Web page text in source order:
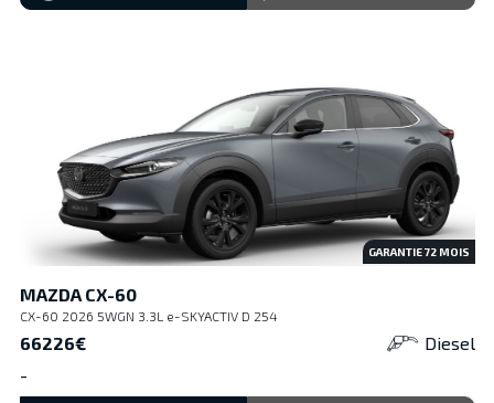
GARANTIE72MOIS
MAZDA CX-60
CX-60 2026 5WGN 3.3L e-SKYACTIV D 254
66226€
Diesel
-